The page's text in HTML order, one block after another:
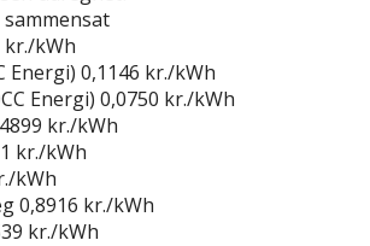
kr./kWh
Energi) 0,1146 kr./kWh
Energi) 0,0750 kr./kWh
kr./kWh
kr./kWh
kWh
0,8916 kr./kWh
kr./kWh